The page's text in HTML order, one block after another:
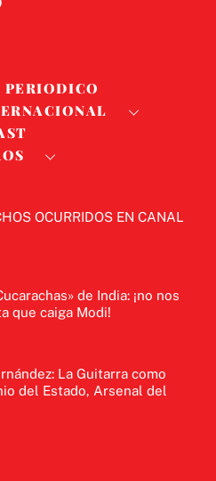
PERIODICO
OCURRIDOS EN CANAL
de India: ¡no nos
que caiga Modi!
La Guitarra como
del Estado, Arsenal del